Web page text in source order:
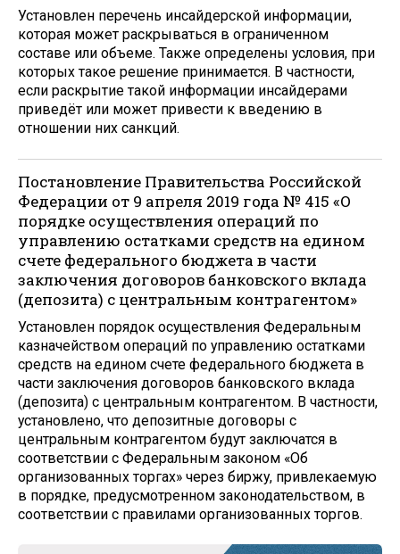
Установлен перечень инсайдерской информации,
которая может раскрываться в ограниченном
составе или объеме. Также определены условия, при
которых такое решение принимается. В частности,
если раскрытие такой информации инсайдерами
приведёт или может привести к введению в
отношении них санкций.
Постановление Правительства Российской
Федерации от 9 апреля 2019 года № 415 «О
порядке осуществления операций по
управлению остатками средств на едином
счете федерального бюджета в части
заключения договоров банковского вклада
(депозита) с центральным контрагентом»
Установлен порядок осуществления Федеральным
казначейством операций по управлению остатками
средств на едином счете федерального бюджета в
части заключения договоров банковского вклада
(депозита) с центральным контрагентом. В частности,
установлено, что депозитные договоры с
центральным контрагентом будут заключатся в
соответствии с Федеральным законом «Об
организованных торгах» через биржу, привлекаемую
в порядке, предусмотренном законодательством, в
соответствии с правилами организованных торгов.